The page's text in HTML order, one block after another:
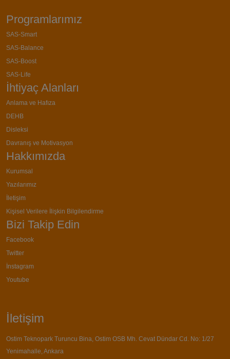
Programlarımız
SAS-Smart
SAS-Balance
SAS-Boost
SAS-Life
İhtiyaç Alanları
Anlama ve Hafıza
DEHB
Disleksi
Davranış ve Motivasyon
Hakkımızda
Kurumsal
Yazılarımız
İletişim
Kişisel Verilere İlişkin Bilgilendirme
Bizi Takip Edin
Facebook
Twitter
İnstagram
Youtube
İletişim
Ostim Teknopark Turuncu Bina, Ostim OSB Mh. Cevat Dündar Cd. No: 1/27
Yenimahalle, Ankara